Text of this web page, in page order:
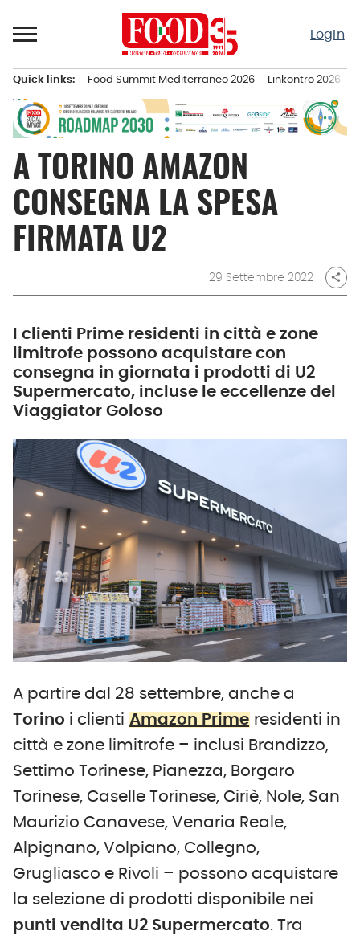
al
Login
principale
Quick links: Food Summit Mediterraneo 2026 Linkontro 2026
A TORINO AMAZON
CONSEGNA LA SPESA
FIRMATA U2
29 Settembre 2022 share
I clienti Prime residenti in città e zone
limitrofe possono acquistare con
consegna in giornata i prodotti di U2
Supermercato, incluse le eccellenze del
Viaggiator Goloso
A partire dal 28 settembre, anche a
Torino i clienti Amazon Prime residenti in
città e zone limitrofe – inclusi Brandizzo,
Settimo Torinese, Pianezza, Borgaro
Torinese, Caselle Torinese, Ciriè, Nole, San
Maurizio Canavese, Venaria Reale,
Alpignano, Volpiano, Collegno,
Grugliasco e Rivoli – possono acquistare
la selezione di prodotti disponibile nei
punti vendita U2 Supermercato. Tra